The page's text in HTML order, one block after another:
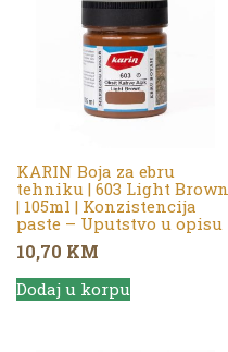
KARIN Boja za ebru
tehniku | 603 Light Brown
| 105ml | Konzistencija
paste – Uputstvo u opisu
10,70 KM
Dodaj u korpu